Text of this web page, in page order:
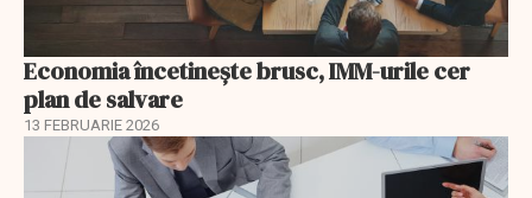
Economia încetinește brusc, IMM-urile cer
plan de salvare
13 FEBRUARIE 2026